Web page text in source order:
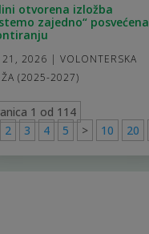
otvorena izložba
zajedno“ posvećena
21, 2026 | VOLONTERSKA
(2025-2027)
1 od 114
2 3 4 5 > 10 20